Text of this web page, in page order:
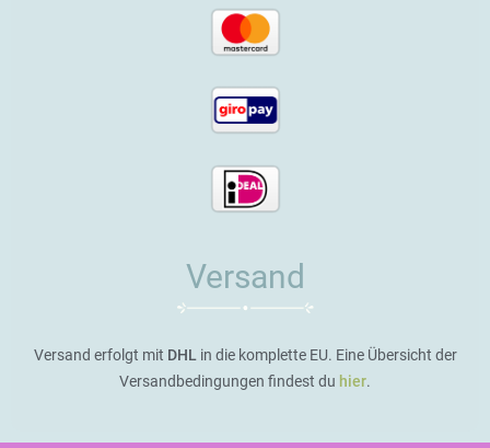
Versand
Versand erfolgt mit DHL in die komplette EU. Eine Übersicht der
Versandbedingungen findest du hier.